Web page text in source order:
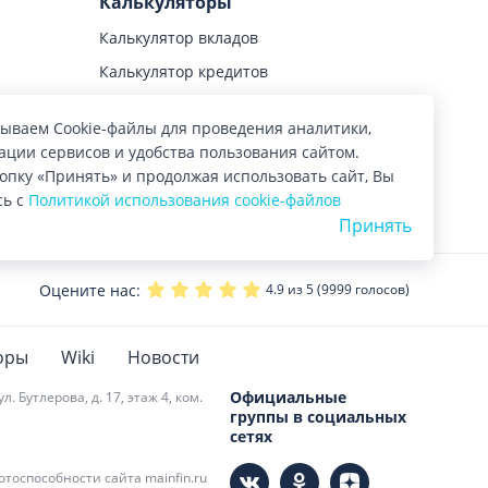
Калькулятор вкладов
Калькулятор кредитов
Калькулятор ипотеки
Калькулятор автокредитов
Оцените нас: 4.9 из 5 (9999 голосов)
Wiki Новости
Бутлерова, д. 17, этаж 4, ком.
сайта mainfin.ru
Официальные
группы в социальных
сетях
Cookie-файлы для проведения аналитики,
сервисов и удобства пользования сайтом.
«Принять» и продолжая использовать сайт, Вы
с Политикой использования cookie-файлов
Принять